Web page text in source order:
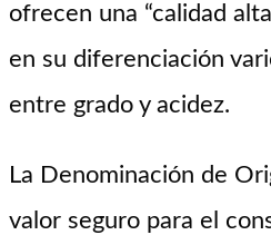
ofrecen una “calidad
en su diferenciación
entre grado y acidez.
La Denominación de
valor seguro para el